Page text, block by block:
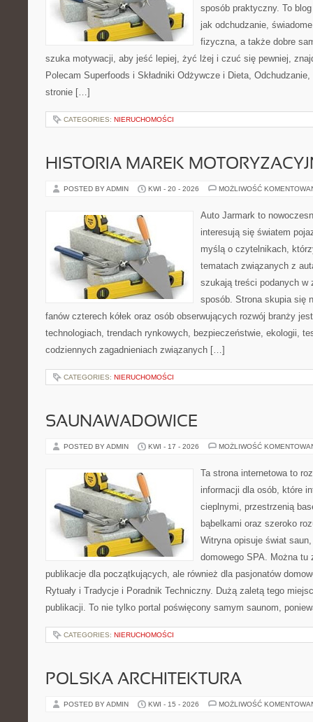
sposób praktyczny. To
jak odchudzanie,
fizyczna, a także dobre
szuka motywacji, aby jeść lepiej, żyć lżej i czuć się pewniej,
Polecam Superfoods i Składniki Odżywcze i Dieta,
stronie […]
CATEGORIES: NIERUCHOMOŚCI
HISTORIA MAREK
POSTED BY ADMIN KWI - 20 - 2026 MOŻLIWOŚĆ
Auto Jarmark to
interesują się światem
myślą o czytelnikach,
tematach związanych z
szukają treści podanych w
sposób. Strona skupia się
fanów czterech kółek oraz osób obserwujących rozwój branży
technologiach, trendach rynkowych, bezpieczeństwie, ekologii,
codziennych zagadnieniach związanych […]
CATEGORIES: NIERUCHOMOŚCI
SAUNAWADOWICE
POSTED BY ADMIN KWI - 17 - 2026 MOŻLIWOŚĆ
Ta strona internetowa to
informacji dla osób, które
cieplnymi, przestrzenią
bąbelkami oraz szeroko
Witryna opisuje świat
domowego SPA. Można tu
publikacje dla początkujących, ale również dla pasjonatów
Rytuały i Tradycje i Poradnik Techniczny. Dużą zaletą tego
publikacji. To nie tylko portal poświęcony samym saunom,
CATEGORIES: NIERUCHOMOŚCI
POLSKA ARCHITEKTURA
POSTED BY ADMIN KWI - 15 - 2026 MOŻLIWOŚĆ